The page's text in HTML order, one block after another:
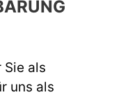
als
uns als